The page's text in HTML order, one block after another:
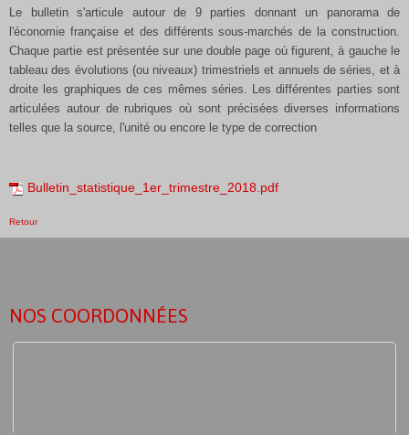
Le bulletin s'articule autour de 9 parties donnant un panorama de
l'économie française et des différents sous-marchés de la construction.
Chaque partie est présentée sur une double page où figurent, à gauche le
tableau des évolutions (ou niveaux) trimestriels et annuels de séries, et à
droite les graphiques de ces mêmes séries. Les différentes parties sont
articulées autour de rubriques où sont précisées diverses informations
telles que la source, l'unité ou encore le type de correction
Bulletin_statistique_1er_trimestre_2018.pdf
Retour
NOS COORDONNÉES